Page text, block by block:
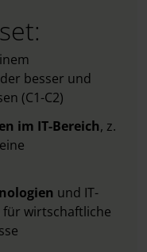
besser und
(C1-C2)
im IT-Bereich, z.
und IT-
für wirtschaftliche